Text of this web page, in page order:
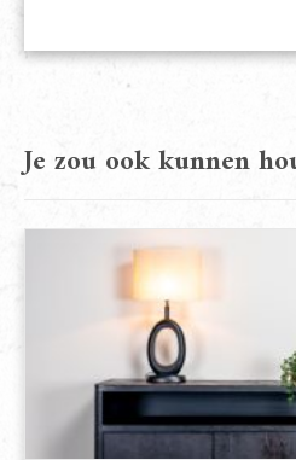
Je zou ook kunnen